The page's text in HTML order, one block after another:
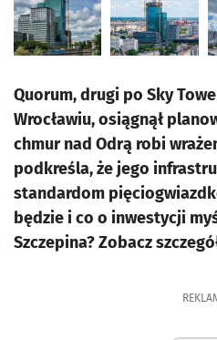
Quorum, drugi po Sky
Wrocławiu, osiągnął
chmur nad Odrą robi
podkreśla, że jego
standardom
będzie i co o inwestycji
Szczepina? Zobacz